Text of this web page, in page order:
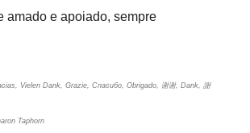
amado e apoiado, sempre
Vielen Dank, Grazie, Спасибо, Obrigado, 谢谢, Dank, 謝
Taphorn